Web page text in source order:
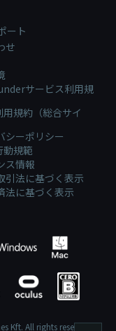
ート
せ
サービス利用規
規約（総合サイ
シーポリシー
規範
ス情報
引法に基づく表示
法に基づく表示
Kft. All rights reserved.